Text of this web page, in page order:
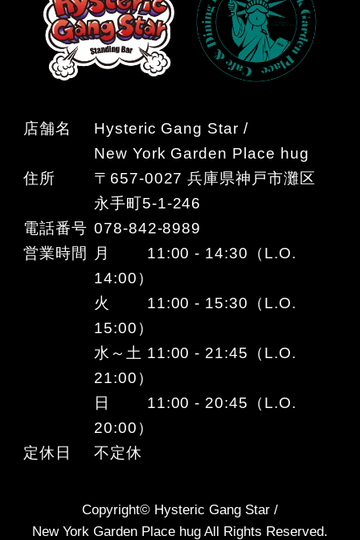
店舗名
Hysteric Gang Star /
New York Garden Place hug
住所
〒657-0027 兵庫県神戸市灘区
永手町5-1-246
電話番号 078-842-8989
営業時間
月 11:00 - 14:30（L.O.
14:00）
火 11:00 - 15:30（L.O.
15:00）
水～土 11:00 - 21:45（L.O.
21:00）
日 11:00 - 20:45（L.O.
20:00）
定休日
不定休
Copyright© Hysteric Gang Star /
New York Garden Place hug All Rights Reserved.